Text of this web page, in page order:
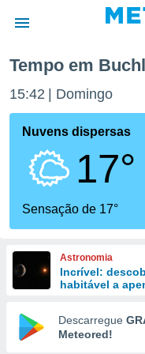
da
foi
fornecidas
a este
das
e
forma
digital
Tempo em
15:42 Domingo
Nuvens dispersas
17°
Sensação de 17°
Astronomia
Incrível:
habitável a
Descarregue
Meteored!